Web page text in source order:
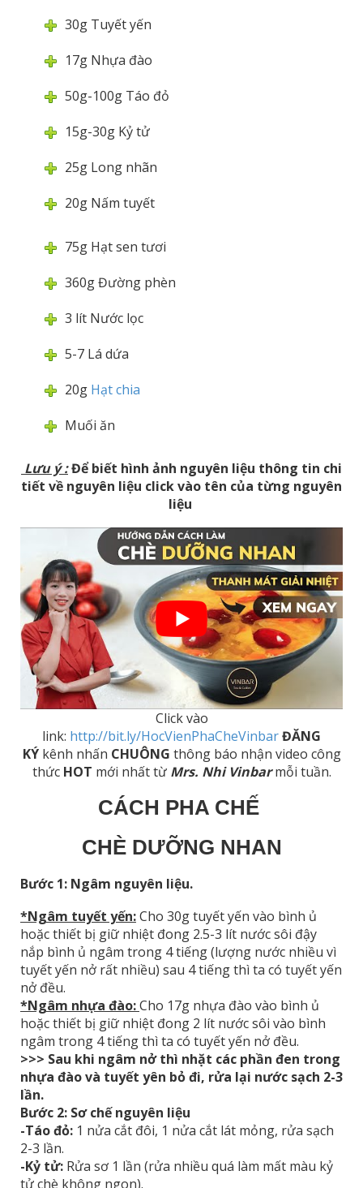
30g Tuyết yến
17g Nhựa đào
50g-100g Táo đỏ
15g-30g Kỷ tử
25g Long nhãn
20g Nấm tuyết
75g Hạt sen tươi
360g Đường phèn
3 lít Nước lọc
5-7 Lá dứa
20g Hạt chia
Muối ăn
Lưu ý :Để biết hình ảnh nguyên liệu thông tin chi
tiết về nguyên liệu click vào tên của từng nguyên
liệu
Click vào
link: http://bit.ly/HocVienPhaCheVinbarĐĂNG
KÝkênh nhấn CHUÔNG thông báo nhận video công
thức HOT mới nhất từ Mrs. Nhi Vinbarmỗi tuần.
CÁCH PHA CHẾ
CHÈ DƯỠNG NHAN
Bước 1: Ngâm nguyên liệu.
*Ngâm tuyết yến:Cho 30g tuyết yến vào bình ủ
hoặc thiết bị giữ nhiệt đong 2.5-3 lít nước sôi đậy
nắp bình ủ ngâm trong 4 tiếng (lượng nước nhiều vì
tuyết yến nở rất nhiều) sau 4 tiếng thì ta có tuyết yến
nở đều.
*Ngâm nhựa đào:Cho 17g nhựa đào vào bình ủ
hoặc thiết bị giữ nhiệt đong 2 lít nước sôi vào bình
ngâm trong 4 tiếng thì ta có tuyết yến nở đều.
>>> Sau khi ngâm nở thì nhặt các phần đen trong
nhựa đào và tuyết yên bỏ đi, rửa lại nước sạch 2-3
lần.
Bước 2: Sơ chế nguyên liệu
-Táo đỏ: 1 nửa cắt đôi, 1 nửa cắt lát mỏng, rửa sạch
2-3 lần.
-Kỷ tử: Rửa sơ 1 lần (rửa nhiều quá làm mất màu kỷ
tử chè không ngon).